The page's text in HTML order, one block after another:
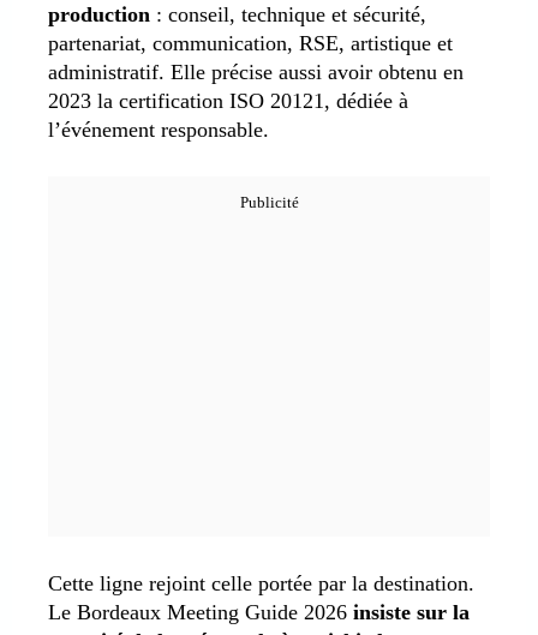
production : conseil, technique et sécurité,
partenariat, communication, RSE, artistique et
administratif. Elle précise aussi avoir obtenu en
2023 la certification ISO 20121, dédiée à
l’événement responsable.
Cette ligne rejoint celle portée par la destination.
Le Bordeaux Meeting Guide 2026 insiste sur la